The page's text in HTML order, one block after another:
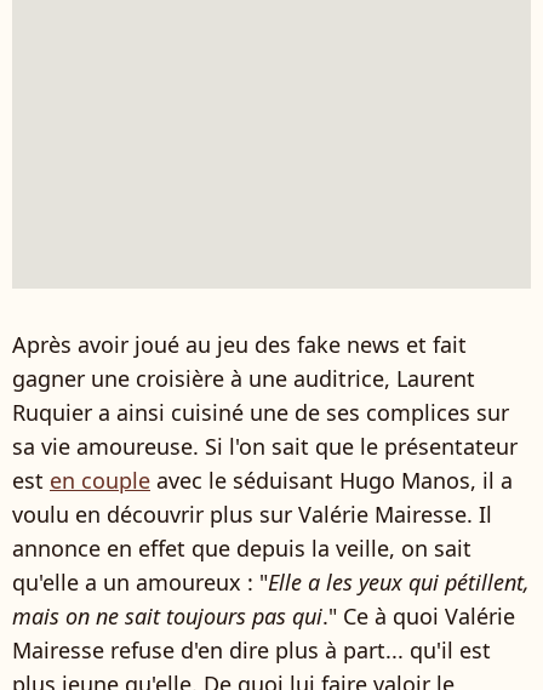
Après avoir joué au jeu des fake news et fait
gagner une croisière à une auditrice, Laurent
Ruquier a ainsi cuisiné une de ses complices sur
sa vie amoureuse. Si l'on sait que le présentateur
est en couple avec le séduisant Hugo Manos, il a
voulu en découvrir plus sur Valérie Mairesse. Il
annonce en effet que depuis la veille, on sait
qu'elle a un amoureux : "Elle a les yeux qui pétillent,
mais on ne sait toujours pas qui." Ce à quoi Valérie
Mairesse refuse d'en dire plus à part... qu'il est
plus jeune qu'elle. De quoi lui faire valoir le